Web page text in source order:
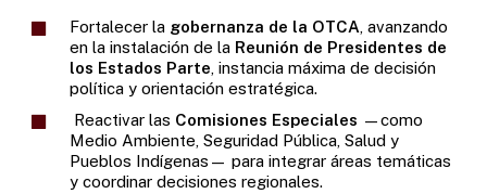
Fortalecer la gobernanza de la OTCA, avanzando
en la instalación de la Reunión de Presidentes de
los Estados Parte, instancia máxima de decisión
política y orientación estratégica.
Reactivar las Comisiones Especiales —como
Medio Ambiente, Seguridad Pública, Salud y
Pueblos Indígenas— para integrar áreas temáticas
y coordinar decisiones regionales.